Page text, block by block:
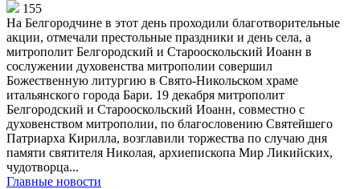
155
На Белгородчине в этот день проходили благотворительные
акции, отмечали престольные праздники и день села, а
митрополит Белгородский и Старооскольский Иоанн в
сослужении духовенства митрополии совершил
Божественную литургию в Свято-Никольском храме
итальянского города Бари. 19 декабря митрополит
Белгородский и Старооскольский Иоанн, совместно с
духовенством митрополии, по благословению Святейшего
Патриарха Кирилла, возглавили торжества по случаю дня
памяти святителя Николая, архиепископа Мир Ликийских,
чудотворца...
Главные новости